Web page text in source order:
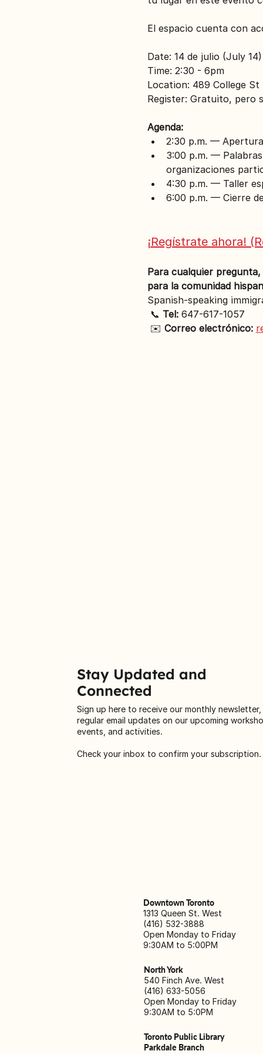
El espacio cuenta con
Date: 14 de julio (July 14)
Time: 2:30 - 6pm
Location: 489 College St
Register: Gratuito, pero
Agenda:
2:30 p.m. —
3:00 p.m. —
organizaciones
4:30 p.m. — Taller
6:00 p.m. — Cierre
¡Regístrate ahora!
Para cualquier
para la comunidad
Spanish-speaking
📞 Tel: 647-617-1057
✉️ Correo electrónico:
Downtown Toronto
1313 Queen St. West
(416) 532-3888
Open Monday to Friday
9:30AM to 5:00PM
North York
540 Finch Ave. West
(416) 633-5056
Open Monday to Friday
9:30AM to 5:0PM
Toronto Public Library
Parkdale Branch
Stay Updated and
Connected
Sign up here to receive our monthly newsletter,
regular email updates on our upcoming
events, and activities.
Check your inbox to confirm your subscription.